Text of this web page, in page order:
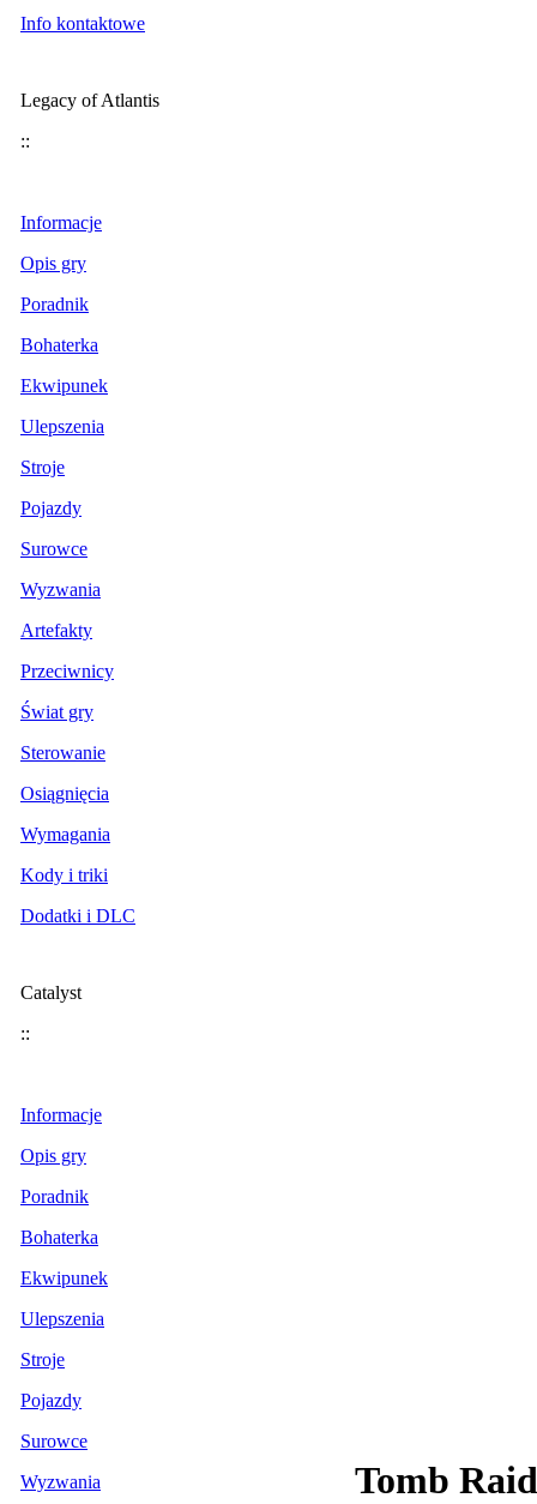
Info kontaktowe
Legacy of Atlantis
::
Informacje
Opis gry
Poradnik
Bohaterka
Ekwipunek
Ulepszenia
Stroje
Pojazdy
Surowce
Wyzwania
Artefakty
Przeciwnicy
Świat gry
Sterowanie
Osiągnięcia
Wymagania
Kody i triki
Dodatki i DLC
Catalyst
::
Informacje
Opis gry
Poradnik
Bohaterka
Ekwipunek
Ulepszenia
Stroje
Pojazdy
Surowce
Wyzwania
Tomb